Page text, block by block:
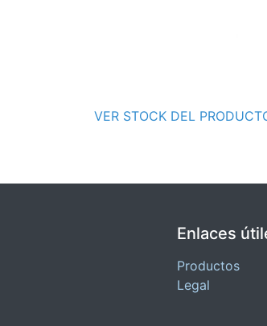
VER STOCK DEL
Enlaces
Productos
Legal